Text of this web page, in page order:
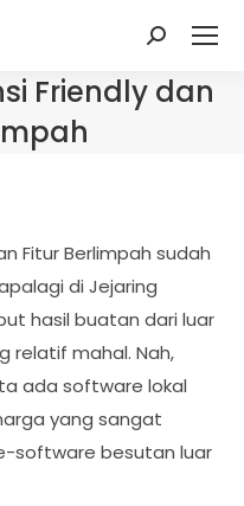
Search:
Friendly dan
Fitur Berlimpah sudah
di Jejaring
hasil buatan dari luar
relatif mahal. Nah,
ada software lokal
yang sangat
software besutan luar